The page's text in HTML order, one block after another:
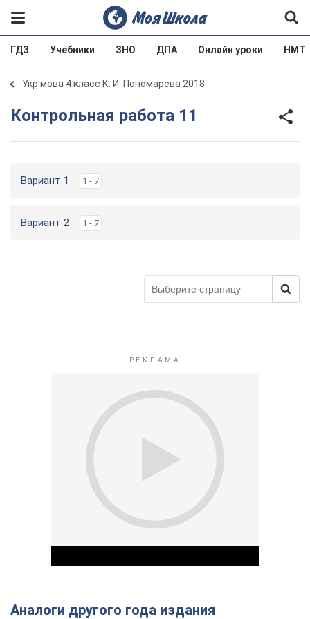
ГДЗ Учебники ЗНО ДПА Онлайн уроки НМТ
Укр мова 4 класс К. И. Пономарева 2018
Контрольная работа 11
Вариант 1 1 - 7
Вариант 2 1 - 7
Аналоги другого года издания